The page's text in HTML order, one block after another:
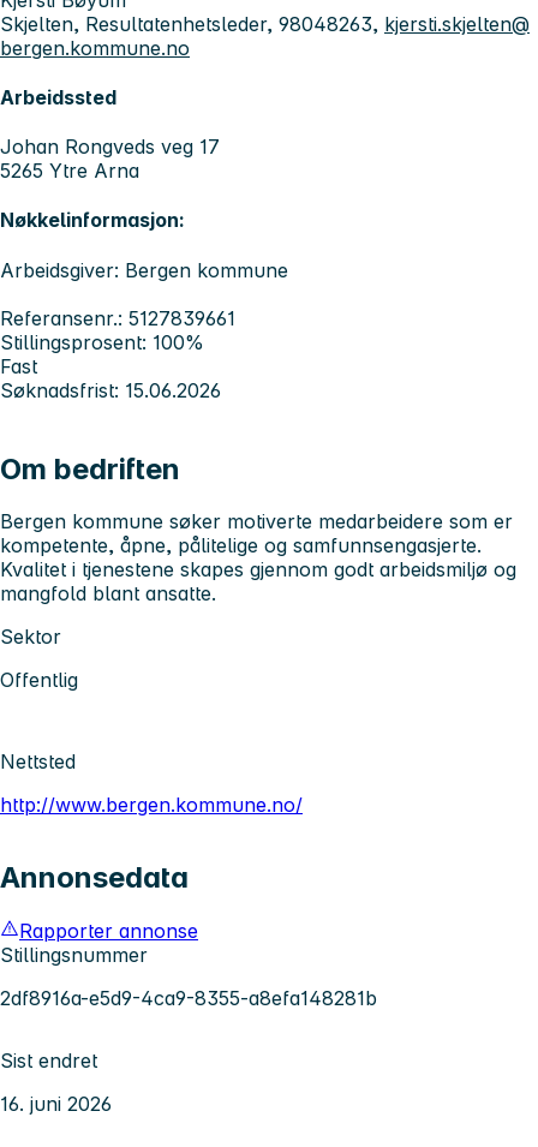
Skjelten, Resultatenhetsleder, 98048263, kjersti.skjelten@
bergen.kommune.no
Arbeidssted
Johan Rongveds veg 17
5265 Ytre Arna
Nøkkelinformasjon:
Arbeidsgiver: Bergen kommune
Referansenr.: 5127839661
Stillingsprosent: 100%
Fast
Søknadsfrist: 15.06.2026
Om bedriften
Bergen kommune søker motiverte medarbeidere som er
kompetente, åpne, pålitelige og samfunnsengasjerte.
Kvalitet i tjenestene skapes gjennom godt arbeidsmiljø og
mangfold blant ansatte.
Sektor
Offentlig
Nettsted
http://www.bergen.kommune.no/
Annonsedata
Rapporter annonse
Stillingsnummer
2df8916a-e5d9-4ca9-8355-a8efa148281b
Sist endret
16. juni 2026